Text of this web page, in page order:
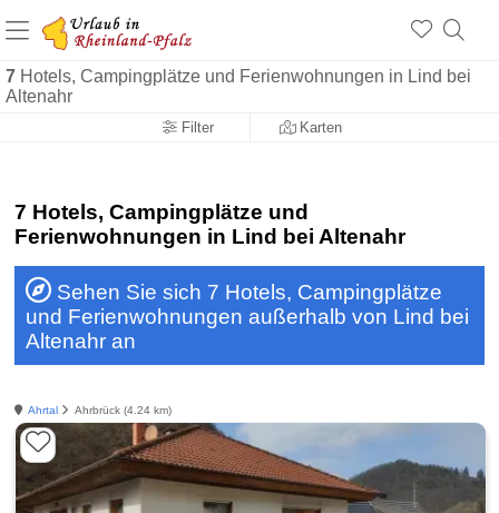
7 Hotels, Campingplätze und Ferienwohnungen in Lind bei
Altenahr
Filter Karten
+1.500 Unterkünfte in Rheinland-Pfalz
+1.000 Sehenswürdigkeiten
Über 25 Jahre online
7 Hotels, Campingplätze und
Ferienwohnungen in Lind bei Altenahr
Sehen Sie sich 7 Hotels, Campingplätze
und Ferienwohnungen außerhalb von Lind bei
Altenahr an
Ahrtal Ahrbrück (4.24 km)